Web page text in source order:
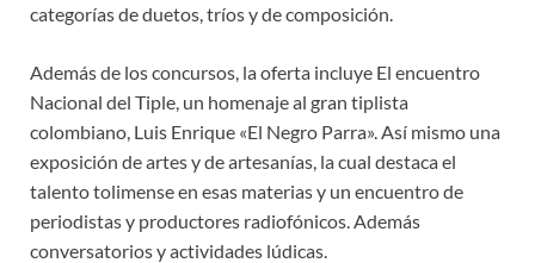
categorías de duetos, tríos y de composición.
Además de los concursos, la oferta incluye El encuentro
Nacional del Tiple, un homenaje al gran tiplista
colombiano, Luis Enrique «El Negro Parra». Así mismo una
exposición de artes y de artesanías, la cual destaca el
talento tolimense en esas materias y un encuentro de
periodistas y productores radiofónicos. Además
conversatorios y actividades lúdicas.